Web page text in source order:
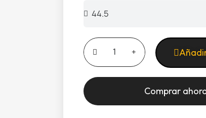
Comprar